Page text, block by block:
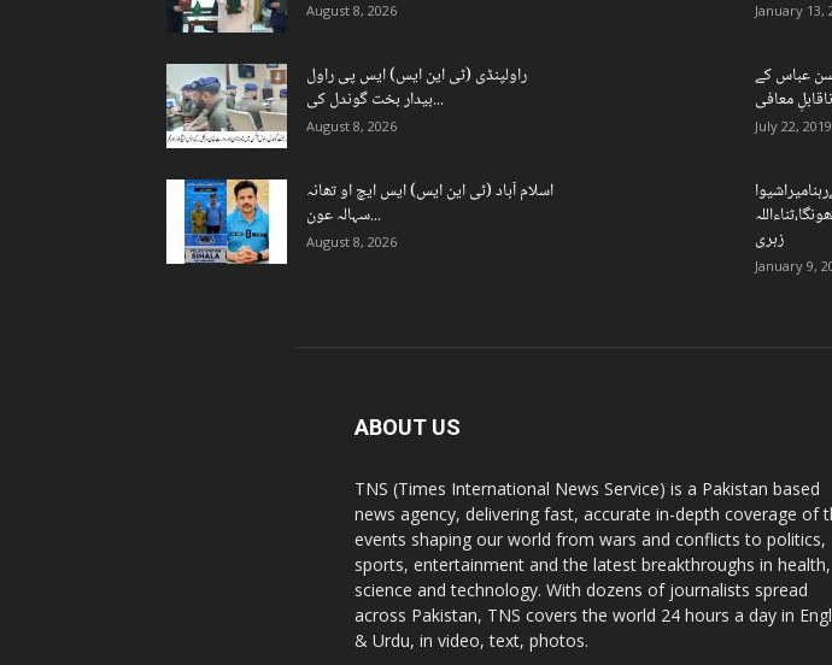
August 8, 2026
راولپنڈی (ٹی این ایس) ایس پی راول
بیدار بخت گوندل کی...
August 8, 2026
اسلام آباد (ٹی این ایس) ایس ایچ او تھانہ
سہالہ عون...
August 8, 2026
January 13,
عباس کے
July 22, 2019
زہری
January 9,
ABOUT US
TNS (Times International News Service) is a Pakistan based
news agency, delivering fast, accurate in-depth coverage of
events shaping our world from wars and conflicts to politics,
sports, entertainment and the latest breakthroughs in health,
science and technology. With dozens of journalists spread
across Pakistan, TNS covers the world 24 hours a day in
& Urdu, in video, text, photos.